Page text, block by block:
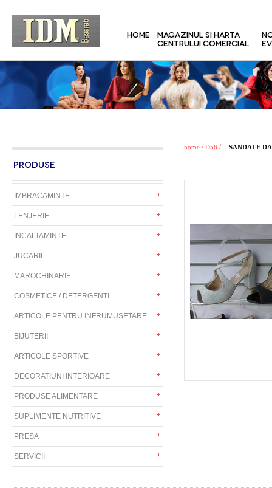
HOME
MAGAZINUL SI HARTA
CENTRULUI COMERCIAL
PRODUSE
IMBRACAMINTE
LENJERIE
INCALTAMINTE
JUCARII
MAROCHINARIE
COSMETICE / DETERGENTI
ARTICOLE PENTRU INFRUMUSETARE
BIJUTERII
ARTICOLE SPORTIVE
DECORATIUNI INTERIOARE
PRODUSE ALIMENTARE
SUPLIMENTE NUTRITIVE
PRESA
SERVICII
home / D56 / SANDALE